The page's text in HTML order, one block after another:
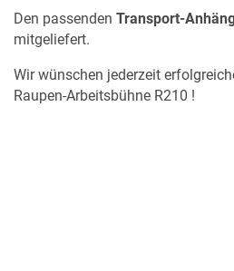
Den passenden Transport-
mitgeliefert.
Wir wünschen jederzeit
Raupen-Arbeitsbühne R210 !